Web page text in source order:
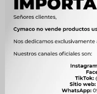
$750 768